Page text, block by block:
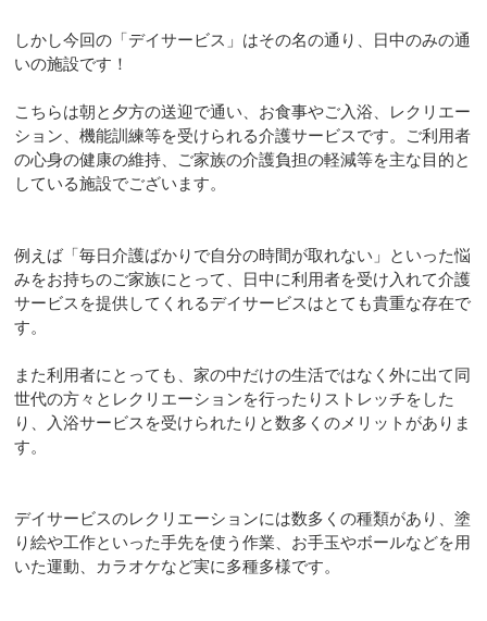
しかし今回の「デイサービス」はその名の通り、日中のみの通
いの施設です！
こちらは朝と夕方の送迎で通い、お食事やご入浴、レクリエー
ション、機能訓練等を受けられる介護サービスです。ご利用者
の心身の健康の維持、ご家族の介護負担の軽減等を主な目的と
している施設でございます。
例えば「毎日介護ばかりで自分の時間が取れない」といった悩
みをお持ちのご家族にとって、日中に利用者を受け入れて介護
サービスを提供してくれるデイサービスはとても貴重な存在で
す。
また利用者にとっても、家の中だけの生活ではなく外に出て同
世代の方々とレクリエーションを行ったりストレッチをした
り、入浴サービスを受けられたりと数多くのメリットがありま
す。
デイサービスのレクリエーションには数多くの種類があり、塗
り絵や工作といった手先を使う作業、お手玉やボールなどを用
いた運動、カラオケなど実に多種多様です。